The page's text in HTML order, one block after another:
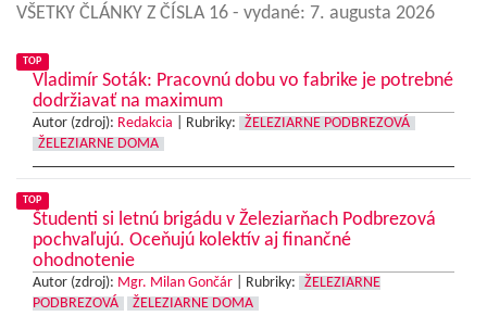
VŠETKY ČLÁNKY Z ČÍSLA 16 - vydané: 7. augusta 2026
TOP
Vladimír Soták: Pracovnú dobu vo fabrike je potrebné
dodržiavať na maximum
Autor (zdroj): Redakcia Rubriky:
ŽELEZIARNE PODBREZOVÁ
ŽELEZIARNE DOMA
TOP
Študenti si letnú brigádu v Železiarňach Podbrezová
pochvaľujú. Oceňujú kolektív aj finančné
ohodnotenie
Autor (zdroj): Mgr. Milan Gončár Rubriky:
ŽELEZIARNE
PODBREZOVÁ
ŽELEZIARNE DOMA